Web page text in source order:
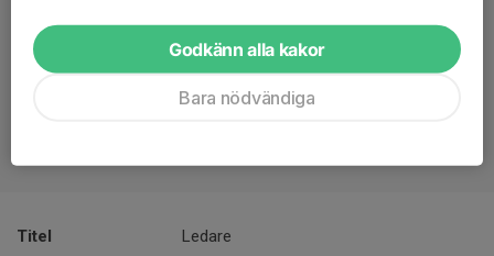
Titel Ledare
Godkänn alla kakor
Bara nödvändiga